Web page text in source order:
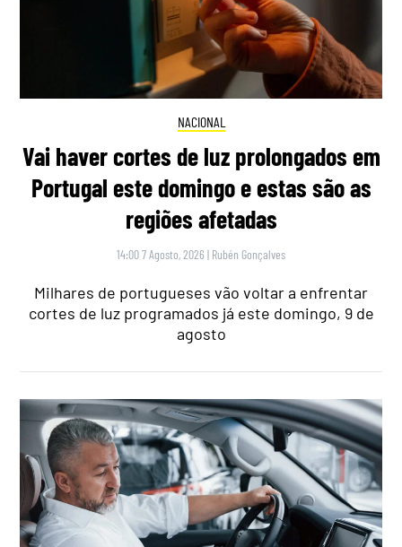
NACIONAL
Vai haver cortes de luz prolongados em
Portugal este domingo e estas são as
regiões afetadas
14:00 7 Agosto, 2026 | Rubén Gonçalves
Milhares de portugueses vão voltar a enfrentar
cortes de luz programados já este domingo, 9 de
agosto